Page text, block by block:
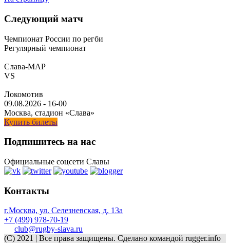
Следующий матч
Чемпионат России по регби
Регулярный чемпионат
Слава-МАР
VS
Локомотив
09.08.2026 - 16-00
Москва, стадион «Слава»
Купить билеты
Подпишитесь на нас
Официальные соцсети Славы
Контакты
г.Москва, ул. Селезневская, д. 13a
+7 (499) 978-70-19
club@rugby-slava.ru
(C) 2021 | Все права защищены. Сделано командой rugger.info